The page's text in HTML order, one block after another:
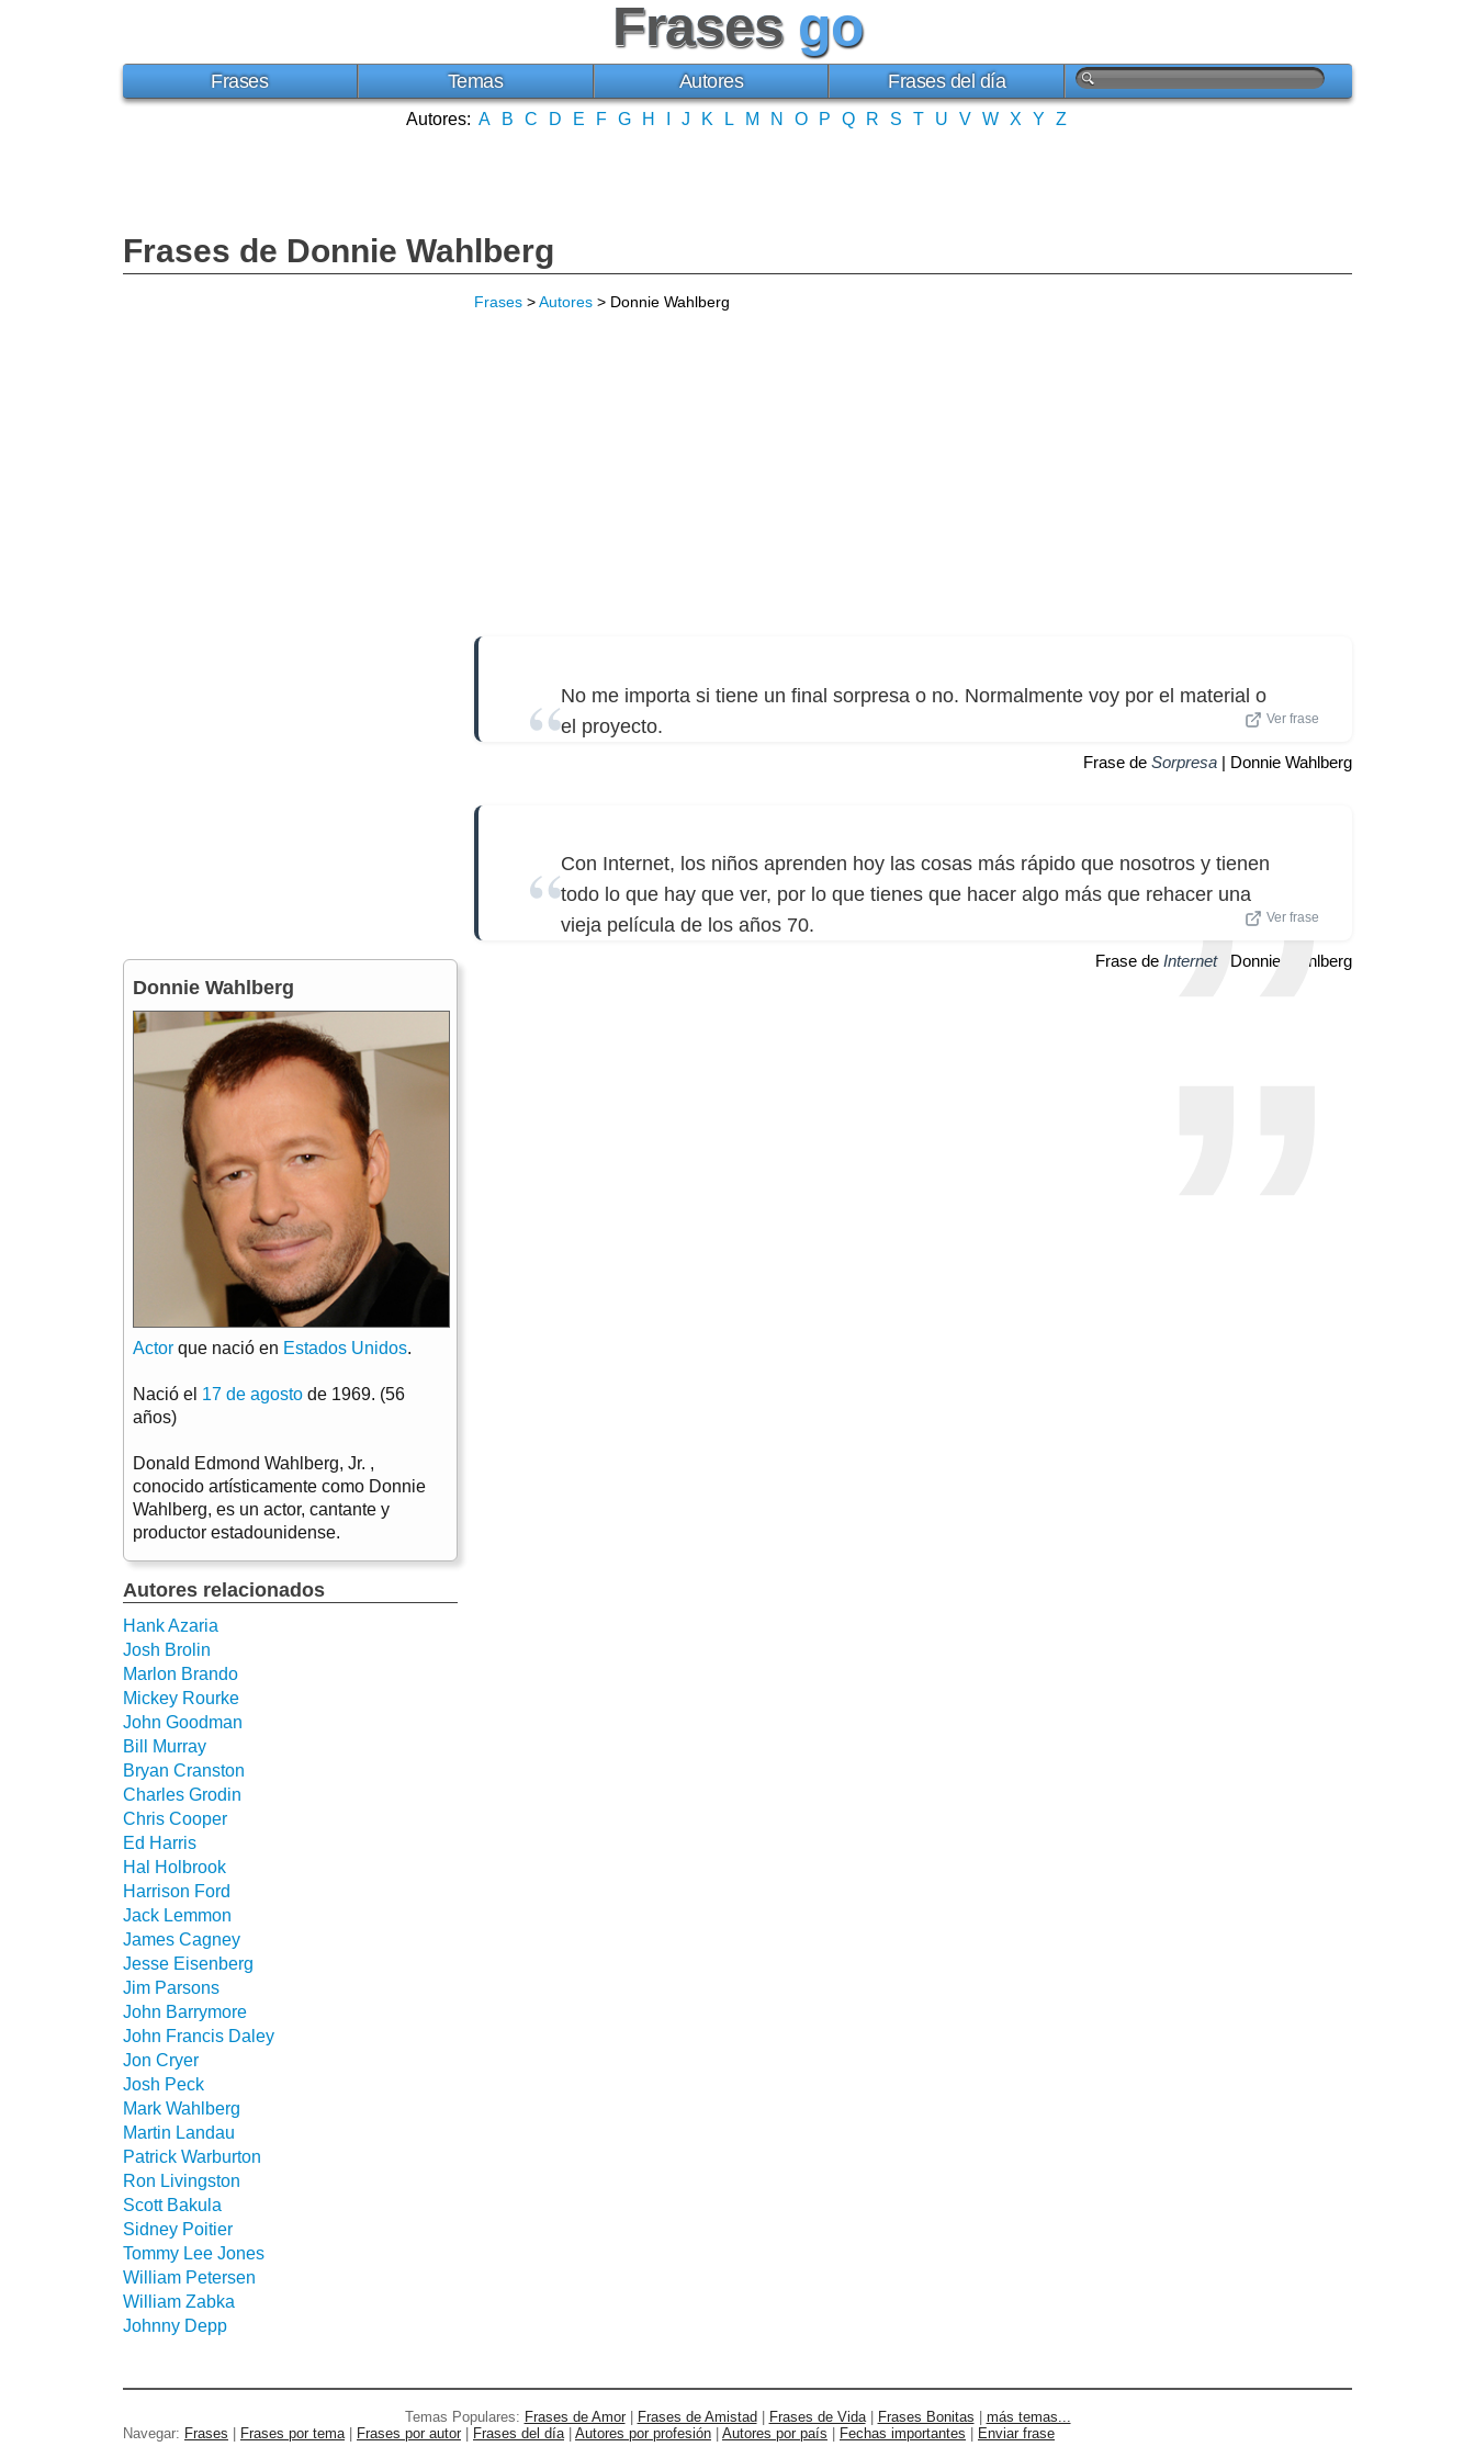
Frases go
Frases Temas Autores Frases del día
Autores: A B C D E F G H J K L M N O P Q R S T U V W X Y Z
Frases de Donnie Wahlberg
Frases >Autores > Donnie Wahlberg
No me importa si tiene un final sorpresa o no. Normalmente voy por el material o
el proyecto.
Ver frase
Frase de Sorpresa | Donnie Wahlberg
Con Internet, los niños aprenden hoy las cosas más rápido que nosotros y tienen
todo lo que hay que ver, por lo que tienes que hacer algo más que rehacer una
vieja película de los años 70.
Ver frase
Frase de Internet| Donnie Wahlberg
Donnie Wahlberg
Actor que nació en Estados Unidos.
Nació el 17 de agosto de 1969. (56
años)
Donald Edmond Wahlberg, Jr. ,
conocido artísticamente como Donnie
Wahlberg, es un actor, cantante y
productor estadounidense.
Autores relacionados
Hank Azaria
Josh Brolin
Marlon Brando
Mickey Rourke
John Goodman
Bill Murray
Bryan Cranston
Charles Grodin
Chris Cooper
Ed Harris
Hal Holbrook
Harrison Ford
Jack Lemmon
James Cagney
Jesse Eisenberg
Jim Parsons
John Barrymore
John Francis Daley
Jon Cryer
Josh Peck
Mark Wahlberg
Martin Landau
Patrick Warburton
Ron Livingston
Scott Bakula
Sidney Poitier
Tommy Lee Jones
William Petersen
William Zabka
Johnny Depp
Temas Populares: Frases de Amor| Frases de Amistad Frases de Vida| Frases Bonitas
más temas...
Navegar: Frases Frases por tema| Frases por autor Frases del día| Autores por profesión Autores por país Fechas importantes Enviar frase